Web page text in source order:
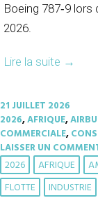
Boeing 787‑9
2026.
Lire la suite →
21 JUILLET 2026
2026,AFRIQUE,
COMMERCIALE,
LAISSER UN
2026 AFRIQUE
FLOTTE
INDUSTRIE